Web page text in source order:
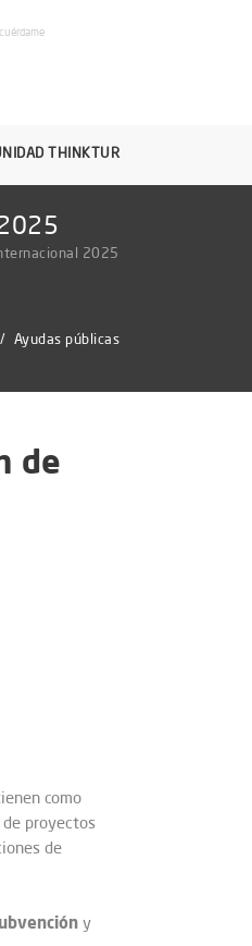
THINKTUR
2025
/ Ayudas públicas
de
como
proyectos
de
y